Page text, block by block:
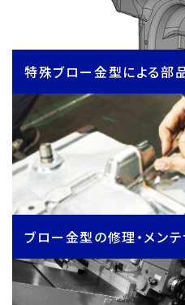
特殊ブロー金型による部
ブロー金型の修理・メンテ